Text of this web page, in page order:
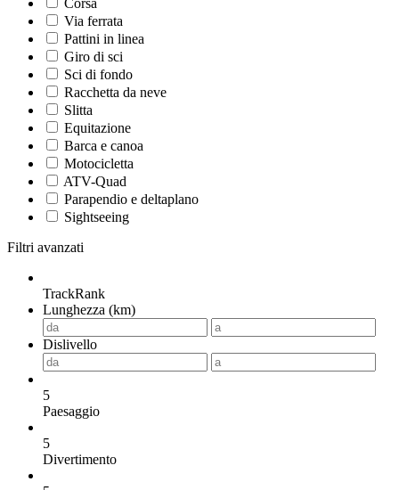
Corsa
Via ferrata
Pattini in linea
Giro di sci
Sci di fondo
Racchetta da neve
Slitta
Equitazione
Barca e canoa
Motocicletta
ATV-Quad
Parapendio e deltaplano
Sightseeing
Filtri avanzati
TrackRank
Lunghezza (km)
Dislivello
5
Paesaggio
5
Divertimento